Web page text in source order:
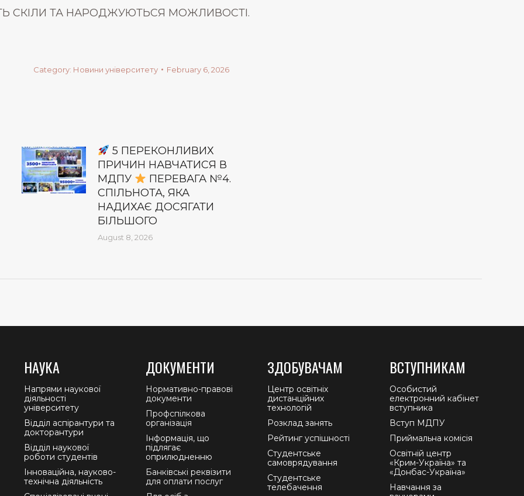
СКІЛИ ТА НАРОДЖУЮТЬСЯ МОЖЛИВОСТІ.
Category: Новини університету February 6, 2026
5 ПЕРЕКОНЛИВИХ
ПРИЧИН НАВЧАТИСЯ В
МДПУ
ПЕРЕВАГА №4.
СПІЛЬНОТА, ЯКА
НАДИХАЄ ДОСЯГАТИ
БІЛЬШОГО
August 8, 2026
НАУКА
Напрями наукової
діяльності
університету
Відділ аспірантури та
докторантури
Відділ наукової
роботи студентів
Інноваційна, науково-
технічна діяльність
ДОКУМЕНТИ
Нормативно-правові
документи
Профспілкова
організація
Інформація, що
підлягає
оприлюдненню
Банківські реквізити
для оплати послуг
ЗДОБУВАЧАМ
Центр освітніх
дистанційних
технологій
Розклад занять
Рейтинг успішності
Студентське
самоврядування
Студентське
телебачення
ВСТУПНИКАМ
Особистий
електронний кабінет
вступника
Вступ МДПУ
Приймальна комісія
Освітній центр
«Крим-Україна» та
«Донбас-Україна»
Навчання за